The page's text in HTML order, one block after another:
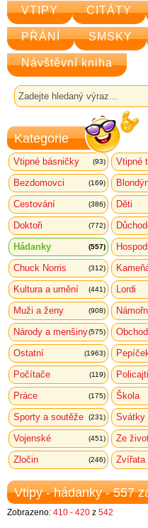
VTIPY CITÁTY
PŘÁNÍ SMSKY
Návštěvní kniha
Kategorie
Vtipné básničky (93) Vtipné
Bezdomovci (169)
Cestování (386) Děti
Doktoři (772)
Hádanky (557)
Chuck Norris (312)
Kultura a umění (441) Lordi
Muži a ženy (908)
Národy a menšiny(575)
Ostatní (1963)
Počítače (119) Policajti
Práce (175) Škola
Sporty a soutěže (231) Svátky
Vojenské (451) Ze
Zločin (246) Zvířata
Vtipy - hádanky - 557
Zobrazeno: 410 - 420 z 542